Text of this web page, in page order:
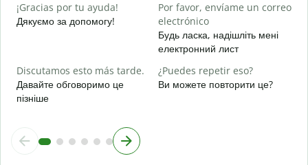
¡Gracias por tu ayuda!
Дякуємо за допомогу!
Por favor, envíame un correo
electrónico
Будь ласка, надішліть мені
електронний лист
Discutamos esto más tarde.
Давайте обговоримо це
пізніше
¿Puedes repetir eso?
Ви можете повторити це?